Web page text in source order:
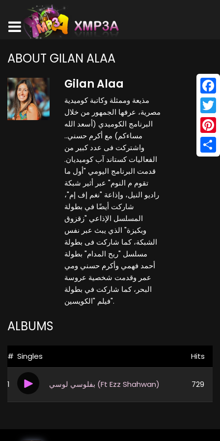
ABOUT GILAN ALAA
Gilan Alaa
مذيعة وممثلة وكاتبة كوميدية
مصرية، عرفها الجمهور من خلال
البرنامج الكوميدي (أسعد الله
مساءكم) مع أكرم حسني..
واشتركت فى عدد كبير من
الفعاليات كستاند آب كوميديان.
قدمت البرنامج اليومي "أول ما
تقوم م النوم" عبر أثير شبكة
راديو النيل، وإذاعة "نغم إف إم"،
شاركت أيضًا في بطولة
المسلسل الإذاعي "زقزوق
وبكيزة" الذي يبث عبر نفس
الشبكة، كما شاركت فى بطولة
مسلسل "ريح المدام" بطولة
أحمد فهمي وأكرم حسني ومي
عمر وقدمت شخصية عروسة
البحر، كما شاركت في بطولة
فيلم "الكويسين".
ALBUMS
# Singles Hits
1 بفلوسي لوسي (Ft Ezz Shahwan) 729